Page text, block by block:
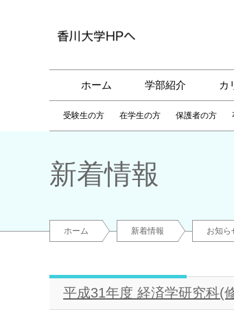
ホーム 学部紹介 カ
受験生の方 在学生の方 保護者の方
新着情報
ホーム 新着情報 お知ら
平成31年度 経済学研究科(